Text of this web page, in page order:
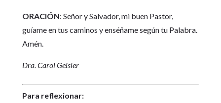
ORACIÓN: Señor y Salvador, mi buen Pastor,
guíame en tus caminos y enséñame según tu Palabra.
Amén.
Dra. Carol Geisler
Para reflexionar: